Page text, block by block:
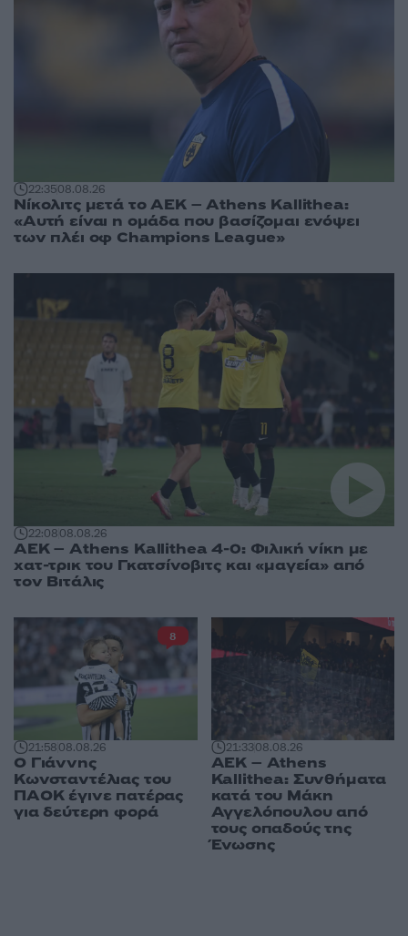
22:3508.08.26
Νίκολιτς μετά το ΑΕΚ – Athens Kallithea:
«Αυτή είναι η ομάδα που βασίζομαι ενόψει
των πλέι οφ Champions League»
22:0808.08.26
ΑΕΚ – Athens Kallithea 4-0: Φιλική νίκη με
χατ-τρικ του Γκατσίνοβιτς και «μαγεία» από
τον Βιτάλις
21:5808.08.26
Ο Γιάννης
Κωνσταντέλιας του
ΠΑΟΚ έγινε πατέρας
για δεύτερη φορά
8
21:3308.08.26
ΑΕΚ – Athens
Kallithea: Συνθήματα
κατά του Μάκη
Αγγελόπουλου από
τους οπαδούς της
Ένωσης